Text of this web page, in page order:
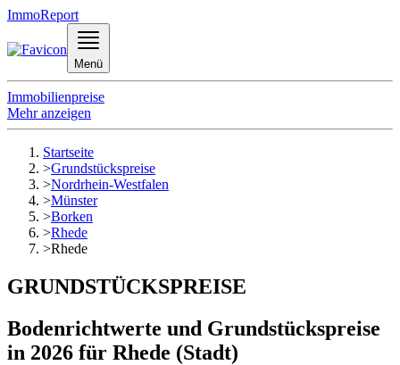
ImmoReport
Menü
Immobilienpreise
Mehr anzeigen
Startseite
>Grundstückspreise
>Nordrhein-Westfalen
>Münster
>Borken
>Rhede
>Rhede
GRUNDSTÜCKSPREISE
Bodenrichtwerte und Grundstückspreise
in 2026 für Rhede (Stadt)